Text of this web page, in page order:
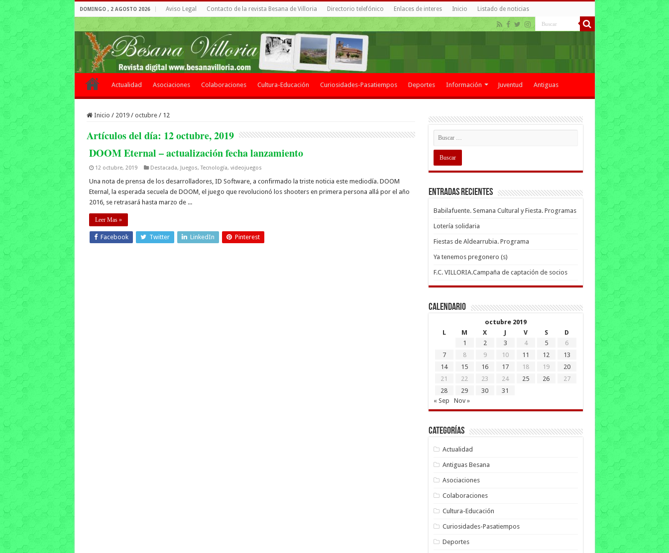
DOMINGO , 2 AGOSTO 2026 Aviso Legal Contacto de la revista Besana de Villoria Directorio telefónico Enlaces de interes Inicio Listado de noticias
Actualidad Asociaciones Colaboraciones Cultura-Educación Curiosidades-Pasatiempos Deportes Información Juventud Antiguas
Inicio / 2019 / octubre / 12
Artículos del día: 12 octubre, 2019
DOOM Eternal – actualización fecha lanzamiento
12 octubre, 2019 Destacada, Juegos,Tecnología, videojuegos
Una nota de prensa de los desarrolladores, ID Software, a confirmado la triste noticia este mediodía. DOOM
Eternal, la esperada secuela de DOOM, el juego que revolucionó los shooters en primera persona allá por el año
2016, se retrasará hasta marzo de ...
Leer Mas »
Facebook Twitter LinkedIn Pinterest
Entradas recientes
Babilafuente. Semana Cultural y Fiesta. Programas
Lotería solidaria
Fiestas de Aldearrubia. Programa
Ya tenemos pregonero (s)
F.C. VILLORIA.Campaña de captación de socios
Calendario
octubre 2019
L
M X J V S
D
1
2 3 4 5
6
7
8 9 10 11 12
13
14
15 16 17 18 19
20
21
22 23 24 25 26
27
28
29 30
31
« Sep
Nov »
Categorías
Actualidad
Antiguas Besana
Asociaciones
Colaboraciones
Cultura-Educación
Curiosidades-Pasatiempos
Deportes